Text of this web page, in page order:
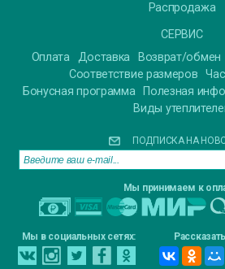
Распродажа
СЕРВИС
Оплата Доставка Возврат/обмен
Соответствие размеров
Бонусная программа
Полезная
Виды
ПОДПИСКА НА
Мы принимаем к
Мы в социальных сетях: